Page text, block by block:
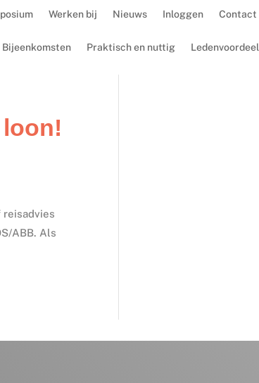
Werken bij Nieuws Inloggen Contact
Bijeenkomsten Praktisch en nuttig Ledenvoordeel
reisadvies
ABB. Als